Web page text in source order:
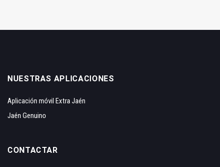
NUESTRAS APLICACIONES
Aplicación móvil Extra Jaén
Jaén Genuino
CONTACTAR